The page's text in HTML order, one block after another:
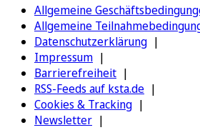
Allgemeine
Allgemeine
Datenschutzerklärung
Impressum
Barrierefreiheit
RSS-Feeds auf ksta.de
Cookies & Tracking
Newsletter